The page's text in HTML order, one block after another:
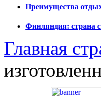
Преимущества
Финляндия: страна
Главная